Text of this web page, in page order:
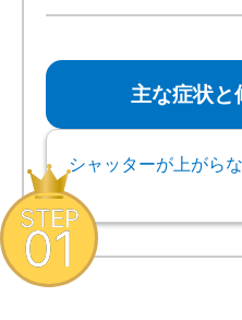
主な症状と
シャッターが上がら
STEP
01